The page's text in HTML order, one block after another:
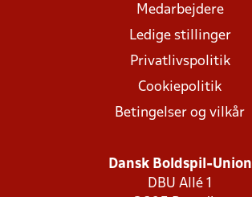
Medarbejdere
Ledige stillinger
Privatlivspolitik
Cookiepolitik
Betingelser og vilkår
Dansk Boldspil-Union
DBU Allé 1